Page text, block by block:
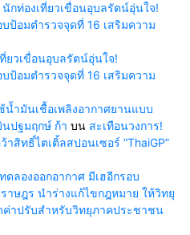
นักท่องเที่ยวเขื่อนอุบลรัตน์อุ่นใจ!
ป้อมตำรวจจุดที่ 16 เสริมความ
ยวเขื่อนอุบลรัตน์อุ่นใจ!
ป้อมตำรวจจุดที่ 16 เสริมความ
น้ำมันเชื้อเพลิงอากาศยานแบบ
นปฐมฤกษ์ ก้า บน สะเทือนวงการ!
สิทธิ์ไตเติ้ลสปอนเซอร์ “ThaiGP”
ดลองออกอากาศ มีเฮอีกรอบ
าษฎร นำร่างแก้ไขกฎหมาย ให้วิทยุ
าปรับสำหรับวิทยุภาคประชาชน